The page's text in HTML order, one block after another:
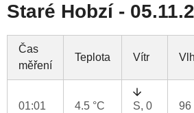
Staré Hobzí -
Čas
měření
Teplota Vítr
01:01 4.5 °C
S, 0
96